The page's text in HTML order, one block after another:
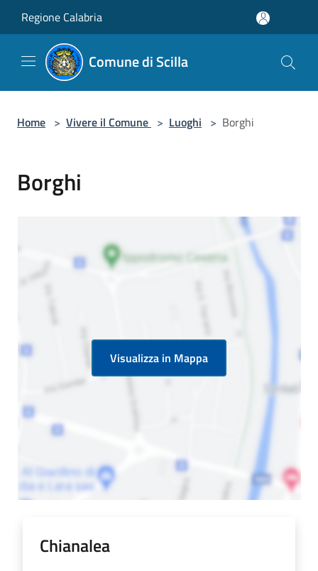
Regione Calabria
Comune di Scilla
Home > Vivere il Comune > Luoghi > Borghi
Borghi
Visualizza in Mappa
Chianalea